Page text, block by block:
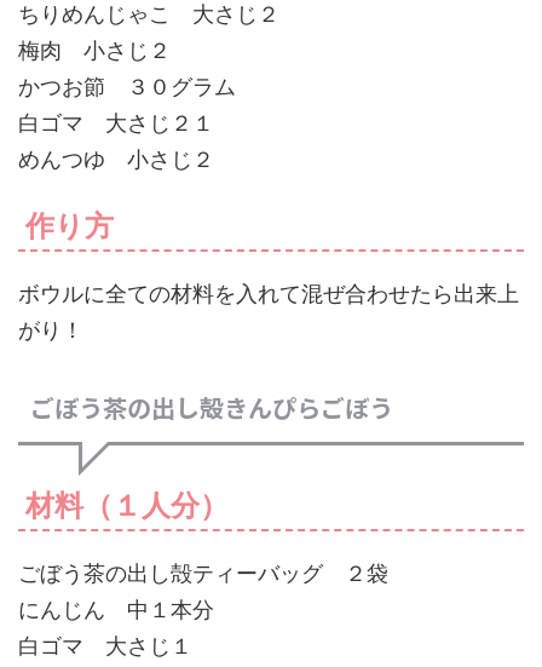
ちりめんじゃこ 大さじ２
梅肉 小さじ２
かつお節 ３０グラム
白ゴマ 大さじ２１
めんつゆ 小さじ２
作り方
ボウルに全ての材料を入れて混ぜ合わせたら出来上
がり！
ごぼう茶の出し殻きんぴらごぼう
材料（１人分）
ごぼう茶の出し殻ティーバッグ ２袋
にんじん 中１本分
白ゴマ 大さじ１